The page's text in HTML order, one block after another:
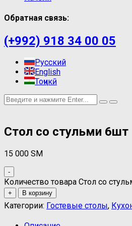
Обратная связь:
(+992) 918 34 00 05
Русский
English
Тоҷикӣ
Стол со стульми 6шт
15 000 ЅМ
-
Количество товара Стол со
+ В корзину
Категории: Гостевые столы,